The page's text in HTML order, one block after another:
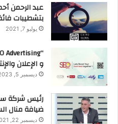
عبد الرحمن
بتشطيبات
يوليو 7, 2021
و الإعلان
ديسمبر 5, 2023
رئيس شركة
ضيافة منال
ديسمبر 22, 2021